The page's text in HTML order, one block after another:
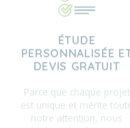
ÉTUDE
DEVIS GRATUIT
Parce que chaque projet
est unique et mérite toute
notre attention, nous
étudions le vôtre avec
minutie pour vous